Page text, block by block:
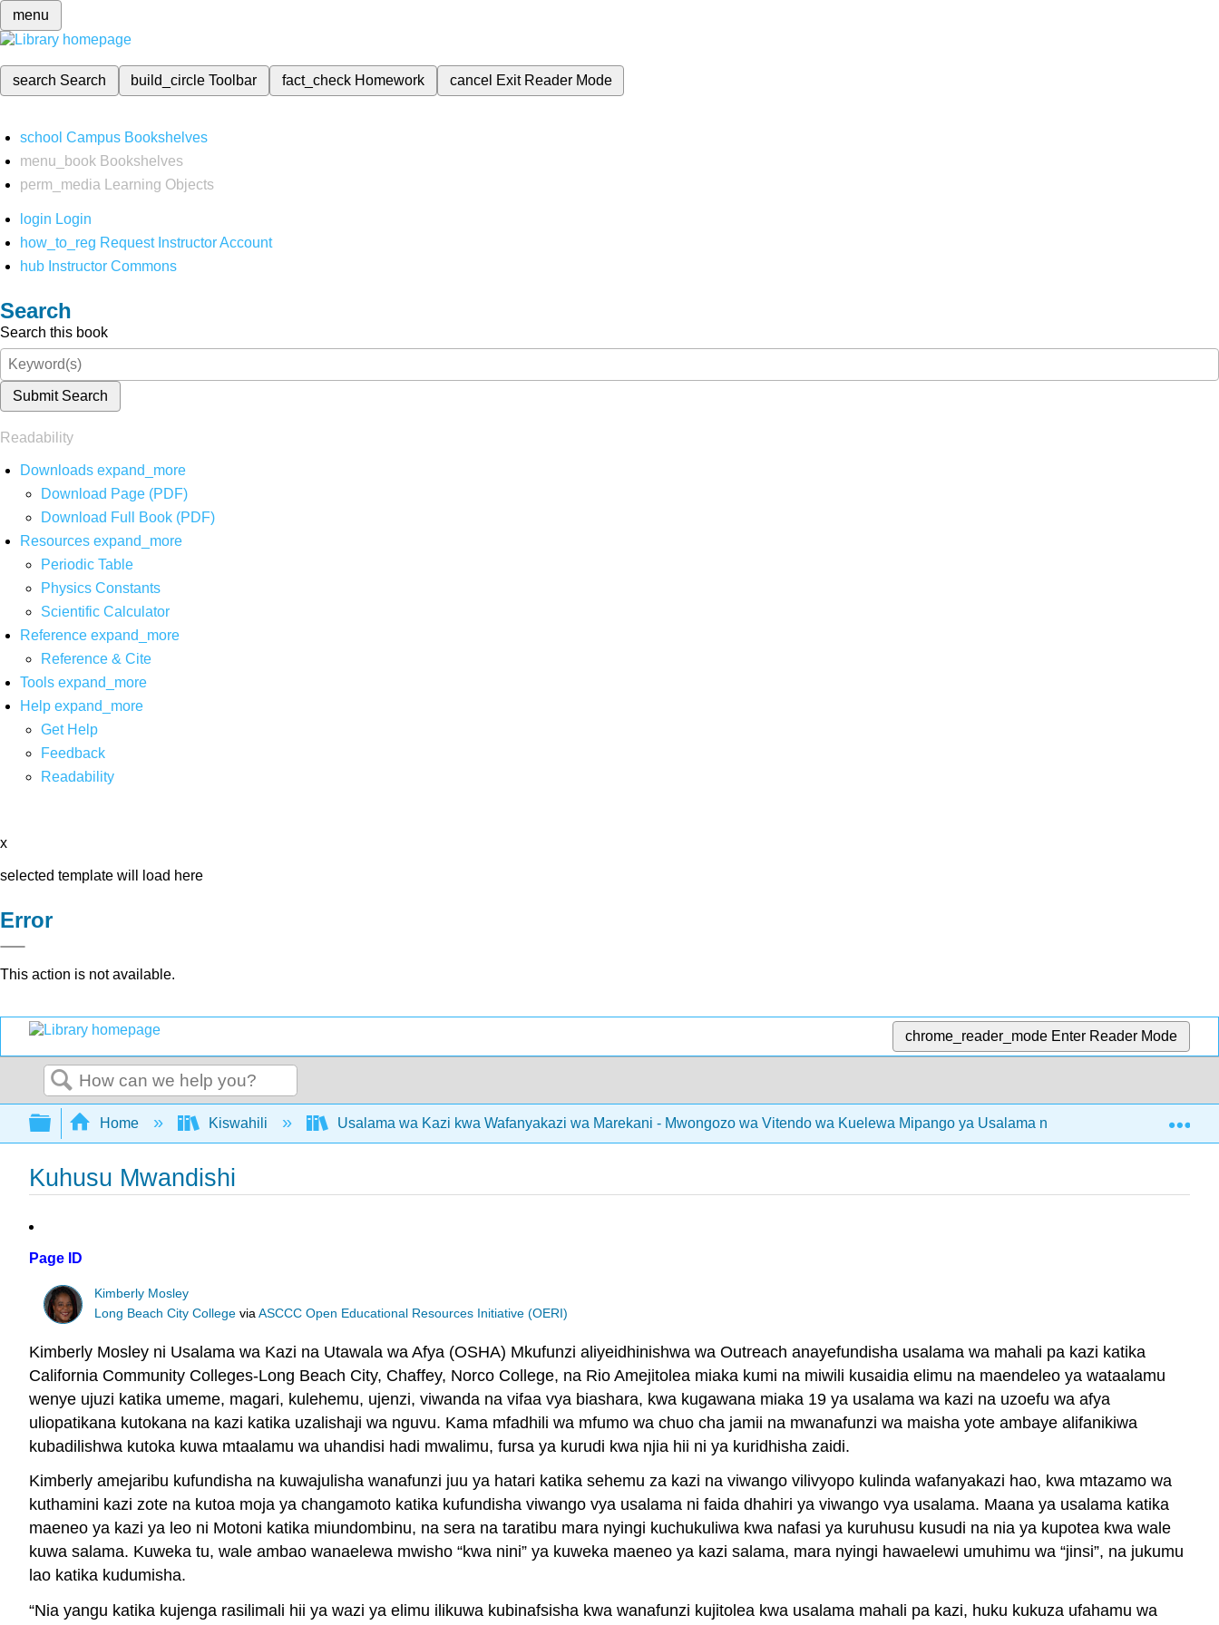
menu
search Search build_circleToolbar fact_check Homework cancel Exit Reader Mode
school Campus Bookshelves
menu_book Bookshelves
perm_media
Learning Objects
login Login
how_to_reg Request Instructor Account
hub Instructor Commons
Search
Search this book
Submit Search
Readability
Downloads expand_more
Download Page (PDF)
Download Full Book (PDF)
Resources expand_more
Periodic Table
Physics Constants
Scientific Calculator
Reference expand_more
Reference & Cite
Tools expand_more
Help expand_more
Get Help
Feedback
Readability
x
selected template will load here
Error
This action is not available.
chrome_reader_mode Enter Reader Mode
Search
Expand/collapse global hierarchy
Home Kiswahili Usalama wa Kazi kwa Wafanyakazi wa Marekani - Mwongozo wa Vitendo wa Kuelewa Mipango ya Usalama na Afya kwa Wataalamu
Kuhusu Mwandishi
Page ID
Kimberly Mosley
Long Beach City College viaASCCC Open Educational Resources Initiative (OERI)
Kimberly Mosley ni Usalama wa Kazi na Utawala wa Afya (OSHA) Mkufunzi aliyeidhinishwa wa Outreach anayefundisha usalama wa mahali pa kazi katika
California Community Colleges-Long Beach City, Chaffey, Norco College, na Rio Amejitolea miaka kumi na miwili kusaidia elimu na maendeleo ya wataalamu
wenye ujuzi katika umeme, magari, kulehemu, ujenzi, viwanda na vifaa vya biashara, kwa kugawana miaka 19 ya usalama wa kazi na uzoefu wa afya
uliopatikana kutokana na kazi katika uzalishaji wa nguvu. Kama mfadhili wa mfumo wa chuo cha jamii na mwanafunzi wa maisha yote ambaye alifanikiwa
kubadilishwa kutoka kuwa mtaalamu wa uhandisi hadi mwalimu, fursa ya kurudi kwa njia hii ni ya kuridhisha zaidi.
Kimberly amejaribu kufundisha na kuwajulisha wanafunzi juu ya hatari katika sehemu za kazi na viwango vilivyopo kulinda wafanyakazi hao, kwa mtazamo wa
kuthamini kazi zote na kutoa moja ya changamoto katika kufundisha viwango vya usalama ni faida dhahiri ya viwango vya usalama. Maana ya usalama katika
maeneo ya kazi ya leo ni Motoni katika miundombinu, na sera na taratibu mara nyingi kuchukuliwa kwa nafasi ya kuruhusu kusudi na nia ya kupotea kwa wale
kuwa salama. Kuweka tu, wale ambao wanaelewa mwisho “kwa nini” ya kuweka maeneo ya kazi salama, mara nyingi hawaelewi umuhimu wa “jinsi”, na jukumu
lao katika kudumisha.
“Nia yangu katika kujenga rasilimali hii ya wazi ya elimu ilikuwa kubinafsisha kwa wanafunzi kujitolea kwa usalama mahali pa kazi, huku kukuza ufahamu wa